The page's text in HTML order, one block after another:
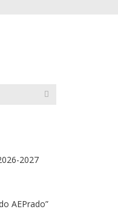
2027
AEPrado”